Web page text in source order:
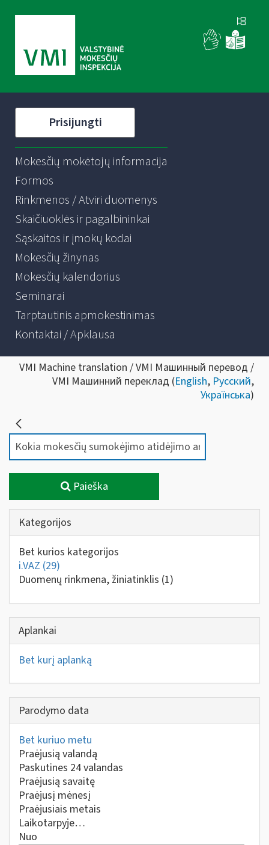
Prisijungti
Mokesčių mokėtojų informacija
Formos
Rinkmenos / Atviri duomenys
Skaičiuoklės ir pagalbininkai
Sąskaitos ir įmokų kodai
Mokesčių žinynas
Mokesčių kalendorius
Seminarai
Tarptautinis apmokestinimas
Kontaktai / Apklausa
VMI Machine translation / VMI Машинный перевод /
VMI Машинний переклад (English, Русский,
Українська)
Paieška
Kategorijos
Bet kurios kategorijos
i.VAZ (29)
Duomenų rinkmena, žiniatinklis (1)
Aplankai
Bet kurį aplanką
Parodymo data
Bet kuriuo metu
Praėjusią valandą
Paskutines 24 valandas
Praėjusią savaitę
Praėjusį mėnesį
Praėjusiais metais
Laikotarpyje…
Nuo